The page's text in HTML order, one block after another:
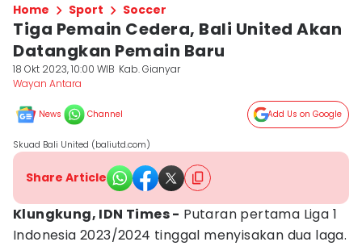
Home Sport Soccer
Tiga Pemain Cedera, Bali United Akan
Datangkan Pemain Baru
18 Okt 2023, 10:00 WIB Kab. Gianyar
Wayan Antara
News Channel Add Us on Google
Skuad Bali United (baliutd.com)
Share Article
Klungkung, IDN Times - Putaran pertama Liga 1
Indonesia 2023/2024 tinggal menyisakan dua laga.